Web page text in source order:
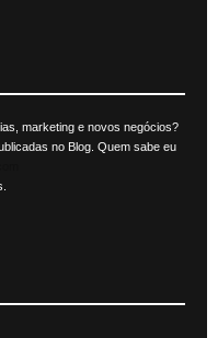
marketing e novos negócios?
no Blog. Quem sabe eu